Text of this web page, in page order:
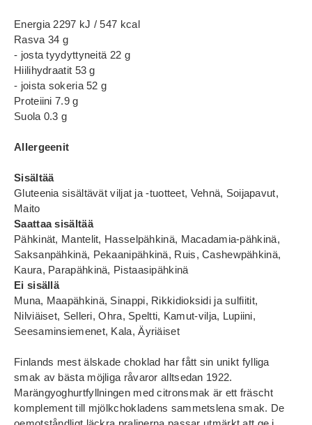
Energia 2297 kJ / 547 kcal
Rasva 34 g
- josta tyydyttyneitä 22 g
Hiilihydraatit 53 g
- joista sokeria 52 g
Proteiini 7.9 g
Suola 0.3 g
Allergeenit
Sisältää
Gluteenia sisältävät viljat ja -tuotteet, Vehnä, Soijapavut,
Maito
Saattaa sisältää
Pähkinät, Mantelit, Hasselpähkinä, Macadamia-pähkinä,
Saksanpähkinä, Pekaanipähkinä, Ruis, Cashewpähkinä,
Kaura, Parapähkinä, Pistaasipähkinä
Ei sisällä
Muna, Maapähkinä, Sinappi, Rikkidioksidi ja sulfiitit,
Nilviäiset, Selleri, Ohra, Speltti, Kamut-vilja, Lupiini,
Seesaminsiemenet, Kala, Äyriäiset
Finlands mest älskade choklad har fått sin unikt fylliga
smak av bästa möjliga råvaror alltsedan 1922.
Marängyoghurtfyllningen med citronsmak är ett fräscht
komplement till mjölkchokladens sammetslena smak. De